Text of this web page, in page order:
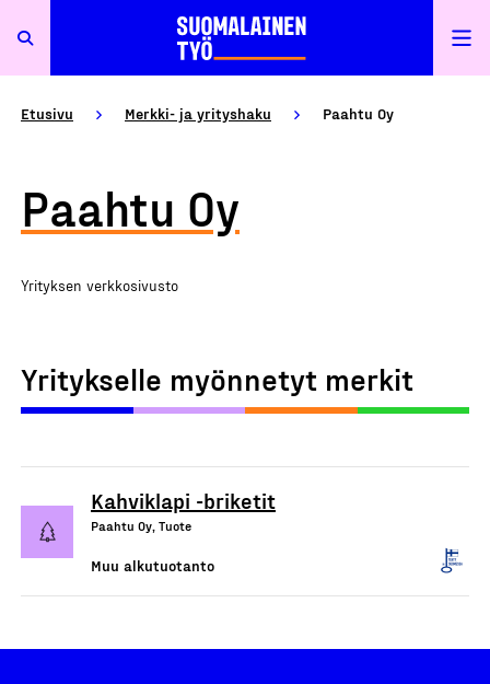
Etusivu Merkki- ja yrityshaku Paahtu Oy
Paahtu Oy
Yrityksen verkkosivusto
Yritykselle myönnetyt merkit
Kahviklapi -briketit
Paahtu Oy, Tuote
Muu alkutuotanto